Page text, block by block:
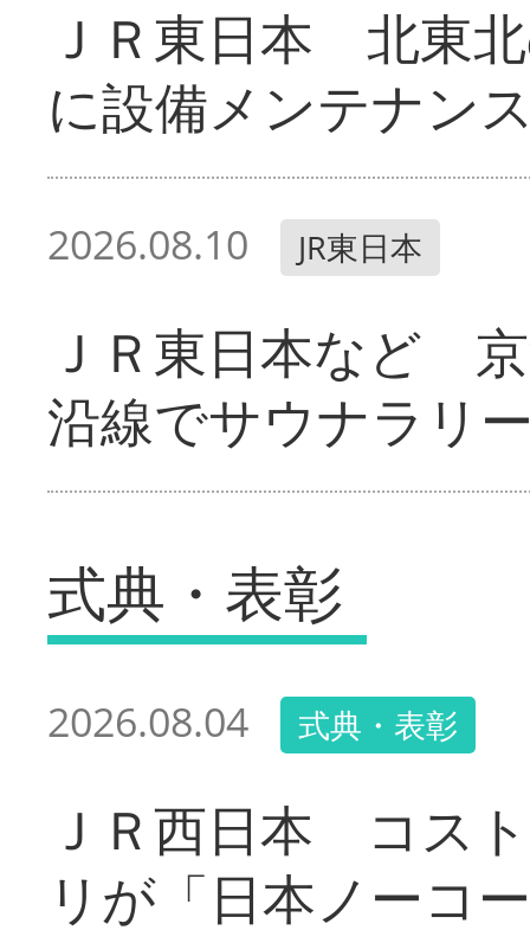
ＪＲ東日本 北東
に設備メンテナン
2026.08.10 JR東日本
ＪＲ東日本など
沿線でサウナラリ
式典・表彰
2026.08.04 式典・表彰
ＪＲ西日本 コス
リが「日本ノーコ